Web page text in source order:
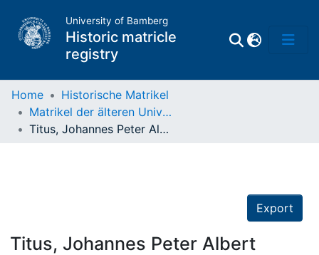
University of Bamberg
Historic matricle
registry
Matrikel
Home
Historische Matrikel
Matrikel der älteren Universität
Titus, Johannes Peter Albert
Export
Titus, Johannes Peter Albert